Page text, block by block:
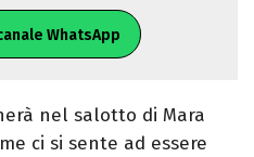
WhatsApp
nel salotto di Mara
ci si sente ad essere